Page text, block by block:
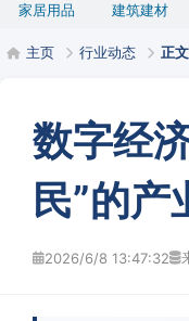
家居用品
建筑建材
主页 行业动态 正文
数字经
民”的产
2026/6/8 13:47:32